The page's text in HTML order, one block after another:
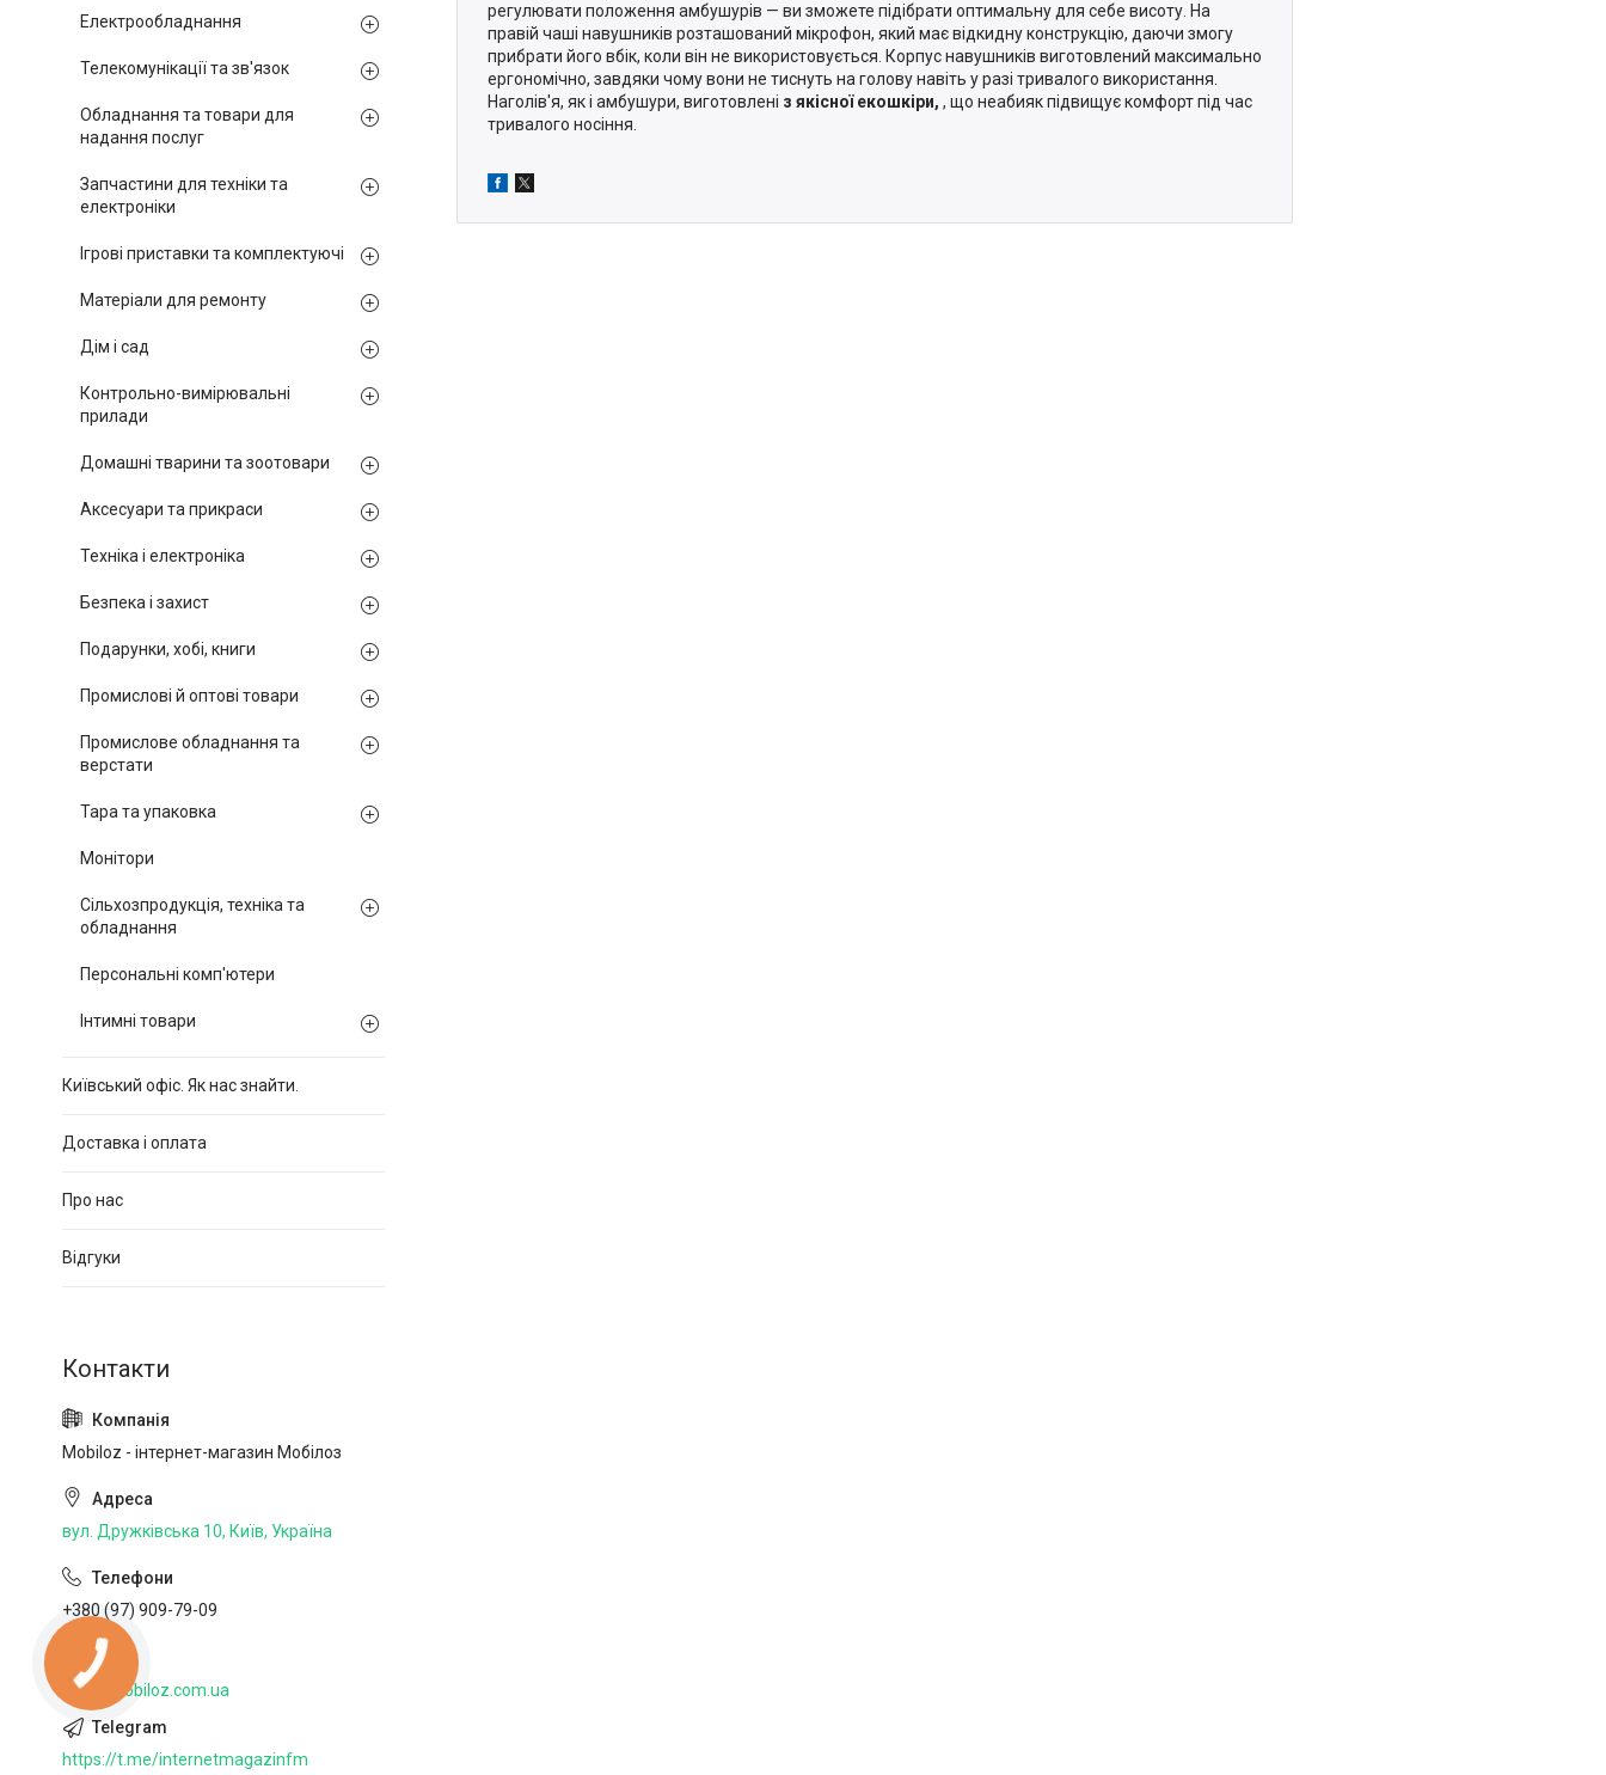
регулювати положення амбушурів — ви зможете підібрати оптимальну для себе висоту. На
правій чаші навушників розташований мікрофон, який має відкидну конструкцію, даючи змогу
прибрати його вбік, коли він не використовується. Корпус навушників виготовлений максимально
ергономічно, завдяки чому вони не тиснуть на голову навіть у разі тривалого використання.
Наголів'я, як і амбушури, виготовлені з якісної екошкіри, , що неабияк підвищує комфорт під час
тривалого носіння.
Електрообладнання
Телекомунікації та зв'язок
Обладнання та товари для
надання послуг
Запчастини для техніки та
електроніки
Ігрові приставки та комплектуючі
Матеріали для ремонту
Дім і сад
Контрольно-вимірювальні
прилади
Домашні тварини та зоотовари
Аксесуари та прикраси
Техніка і електроніка
Безпека і захист
Подарунки, хобі, книги
Промислові й оптові товари
Промислове обладнання та
верстати
Тара та упаковка
Монітори
Сільхозпродукція, техніка та
обладнання
Персональні комп'ютери
Інтимні товари
Київський офіс. Як нас знайти.
Доставка і оплата
Про нас
Відгуки
Mobiloz - інтернет-магазин Мобілоз
вул. Дружківська 10, Київ, Україна
+380 (97) 909-79-09
http://mobiloz.com.ua
https://t.me/internetmagazinfm